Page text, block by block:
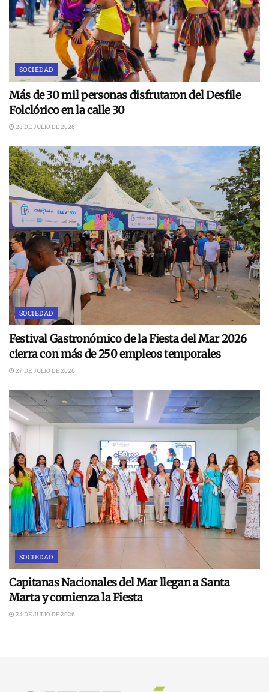
SOCIEDAD
Más de 30 mil personas disfrutaron del Desfile
Folclórico en la calle 30
28 DE JULIO DE 2026
SOCIEDAD
Festival Gastronómico de la Fiesta del Mar 2026
cierra con más de 250 empleos temporales
27 DE JULIO DE 2026
SOCIEDAD
Capitanas Nacionales del Mar llegan a Santa
Marta y comienza la Fiesta
24 DE JULIO DE 2026